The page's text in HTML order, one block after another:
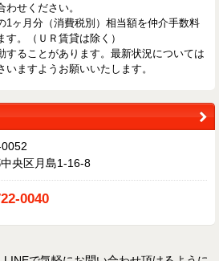
せください。
1ヶ月分（消費税別）相当額を仲介手数料
す。（ＵＲ賃貸は除く）
することがあります。最新状況については
いますようお願いいたします。
央区月島1-16-8
0040